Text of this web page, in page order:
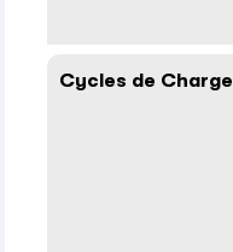
Cycles de Charge